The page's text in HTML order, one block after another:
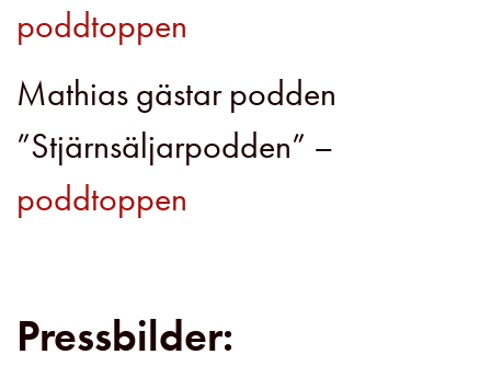
poddtoppen
Mathias gästar podden
”Stjärnsäljarpodden” –
poddtoppen
Pressbilder: